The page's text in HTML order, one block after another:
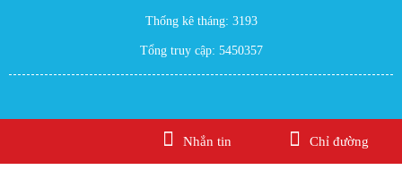
Thống kê tháng: 3193
Tổng truy cập: 5450357
Nhắn tin Chỉ đường